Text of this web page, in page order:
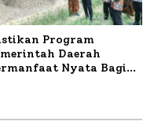
Program
Daerah
Nyata Bagi